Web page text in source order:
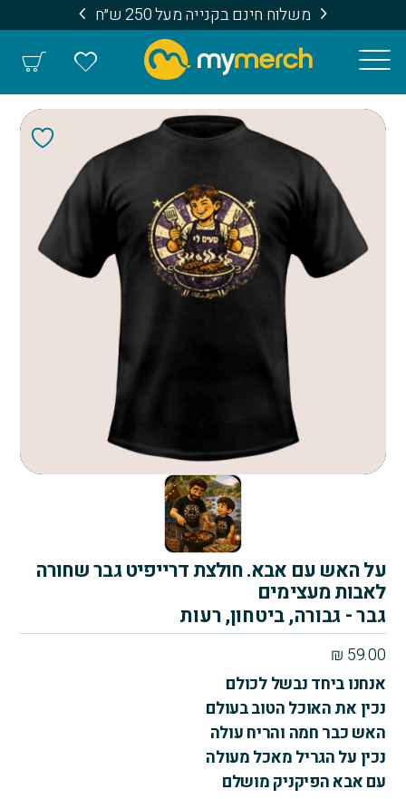
משלוח חינם בקנייה מעל 250 ש״ח
על האש עם אבא. חולצת דרייפיט גבר שחורה
לאבות מעצימים
גבר - גבורה, ביטחון, רעות
₪ 59.00
אנחנו ביחד נבשל לכולם
נכין את האוכל הטוב בעולם
האש כבר חמה והריח עולה
נכין על הגריל מאכל מעולה
עם אבא הפיקניק מושלם